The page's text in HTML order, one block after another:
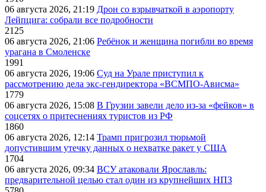
06 августа 2026, 21:19 Дрон со взрывчаткой в аэропорту
Лейпцига: собрали все подробности
2125
06 августа 2026, 21:06 Ребёнок и женщина погибли во время
урагана в Смоленске
1991
06 августа 2026, 19:06 Суд на Урале приступил к
рассмотрению дела экс-гендиректора «ВСМПО-Ависма»
1779
06 августа 2026, 15:08 В Грузии завели дело из-за «фейков» в
соцсетях о притеснениях туристов из РФ
1860
06 августа 2026, 12:14 Трамп пригрозил тюрьмой
допустившим утечку данных о нехватке ракет у США
1704
06 августа 2026, 09:34 ВСУ атаковали Ярославль:
предварительной целью стал один из крупнейших НПЗ